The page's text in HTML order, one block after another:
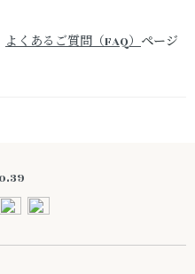
よくあるご質問（FAQ）ページ